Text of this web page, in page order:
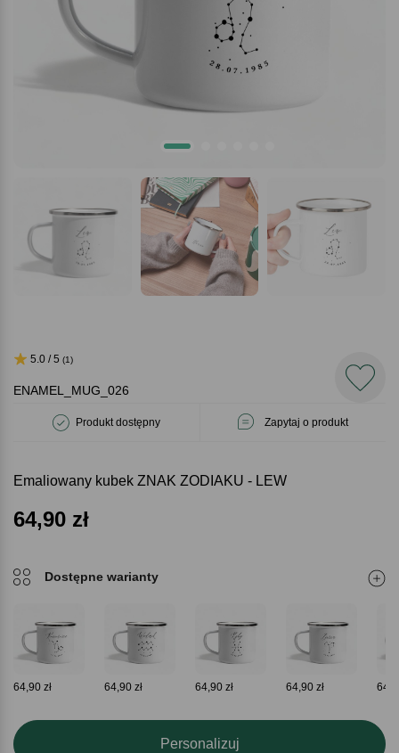
ENAMEL_MUG_026
Produkt dostępny Zapytaj o produkt
5.0 / 5 (1)
Emaliowany kubek ZNAK ZODIAKU - LEW
64,90 zł
Dostępne warianty
64,90 zł 64,90 zł 64,90 zł 64,90 zł
Personalizuj